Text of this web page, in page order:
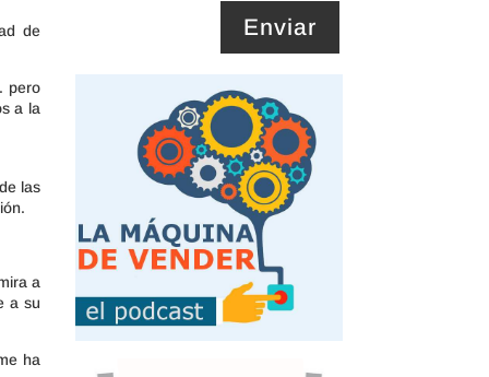
de
pero
a la
las
a
a su
ha
Enviar